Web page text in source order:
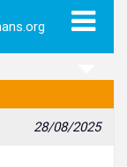
28/08/2025